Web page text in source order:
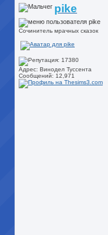
pike
Сочинитель мрачных сказок
Адрес: Винодел Туссента
Сообщений: 12,971